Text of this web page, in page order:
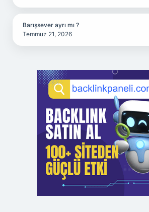
Barışsever ayrı mı ?
Temmuz 21, 2026